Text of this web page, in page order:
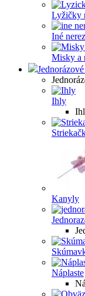
Lyžičky
Iné
Misky a
Ihly
Kanyly
Náplaste